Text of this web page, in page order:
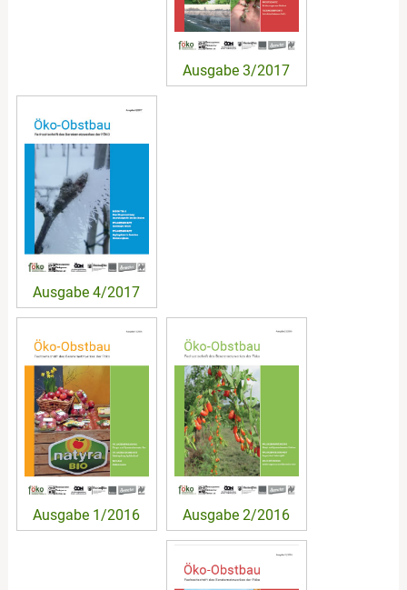
Ausgabe 3/2017
Ausgabe 4/2017
Ausgabe 1/2016 Ausgabe 2/2016